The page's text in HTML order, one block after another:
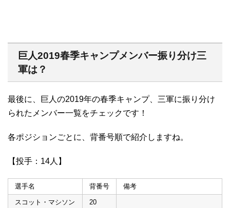
巨人2019春季キャンプメンバー振り分け三
軍は？
最後に、巨人の2019年の春季キャンプ、三軍に振り分け
られたメンバー一覧をチェックです！
各ポジションごとに、背番号順で紹介しますね。
【投手：14人】
選手名 背番号 備考
スコット・マシソン 20